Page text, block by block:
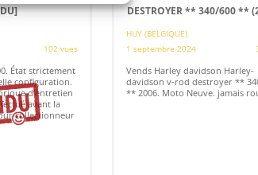
102 vues
État strictement
configuration.
d’entretien
avant la
collectionneur
DESTROYER ** 340/600 **
HUY (BELGIQUE)
1 septembre 2024
Vends Harley davidson Harley-
davidson v-rod destroyer **
** 2006. Moto Neuve. jamais